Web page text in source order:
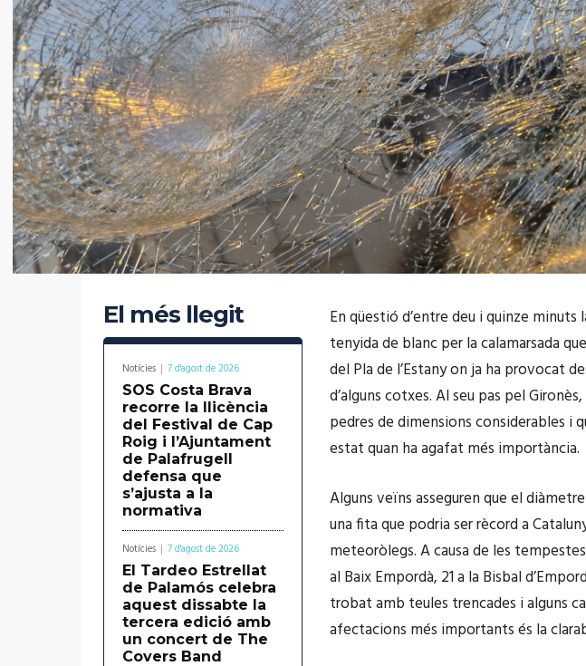
El més llegit
Notícies 7 d'agost de 2026
SOS Costa Brava
recorre la llicència
del Festival de Cap
Roig i l’Ajuntament
de Palafrugell
defensa que
s’ajusta a la
normativa
Notícies 7 d'agost de 2026
El Tardeo Estrellat
de Palamós celebra
aquest dissabte la
tercera edició amb
un concert de The
Covers Band
En qüestió d’entre deu i quinze minuts
tenyida de blanc per la calamarsada
del Pla de l’Estany on ja ha provocat
d’alguns cotxes. Al seu pas pel
pedres de dimensions considerables i
estat quan ha agafat més importància.
Alguns veïns asseguren que el
una fita que podria ser rècord a
meteoròlegs. A causa de les
al Baix Empordà, 21 a la Bisbal
trobat amb teules trencades i alguns
afectacions més importants és la